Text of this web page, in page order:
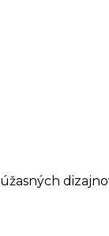
úžasných